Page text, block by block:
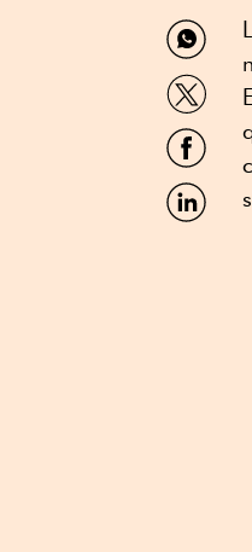
Compartir
por
WhatsApp
Compartir
por
Twitter
Compartir
por
Facebook
Compartir
por